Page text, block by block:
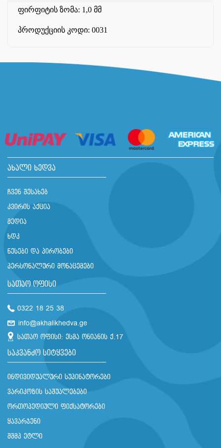
ფირფიტის ზომა: 1,0 მმ
პროდუქციის კოდი: 0031
ახალი ხედვა
ჩვენ შესახებ
კვირის აქცია
მედია
ხდკ
წესები და პირობები
პერსონალური მონაცემები
სათაო ოფისი
0322 18 25 38
info@akhalikhedva.ge
სათაო ოფისი: ესმა ონიანის ქ.17
საკვანძო სიტყვები
ინდივიდუალური სუპინატორები
ვარიკოზის საშუალებები
ორთოპედიული ფიქსატორები
ყავარჯენი
შშმპ ეტლი